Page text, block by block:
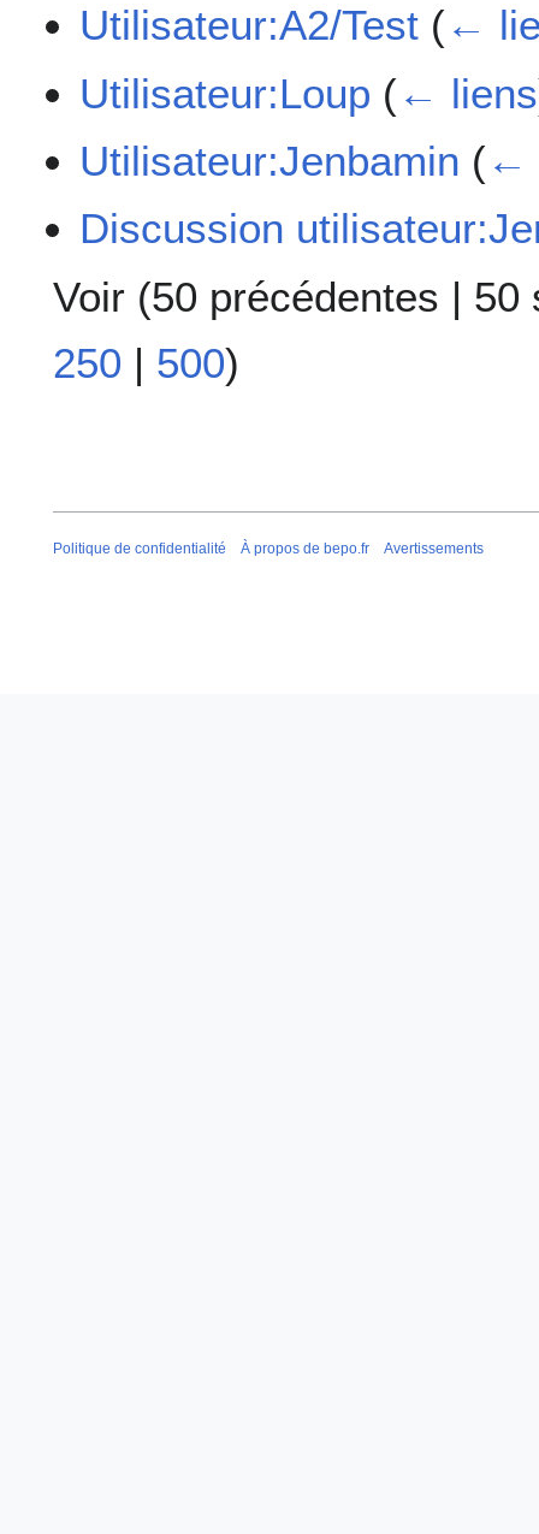
Utilisateur:A2/Test (←
Utilisateur:Loup (← liens
Utilisateur:Jenbamin (←
Discussion
Voir (50 précédentes | 50
250 | 500)
Politique de confidentialité À propos de bepo.fr Avertissements